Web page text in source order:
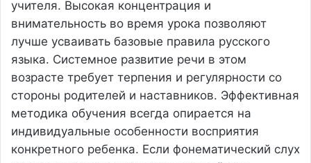
учителя. Высокая концентрация и
внимательность во время урока позволяют
лучше усваивать базовые правила русского
языка. Системное развитие речи в этом
возрасте требует терпения и регулярности со
стороны родителей и наставников. Эффективная
методика обучения всегда опирается на
индивидуальные особенности восприятия
конкретного ребенка. Если фонематический слух